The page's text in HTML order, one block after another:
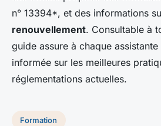
n° 13394*, et des informations
renouvellement. Consultable à
guide assure à chaque
informée sur les meilleures
réglementations actuelles.
Formation